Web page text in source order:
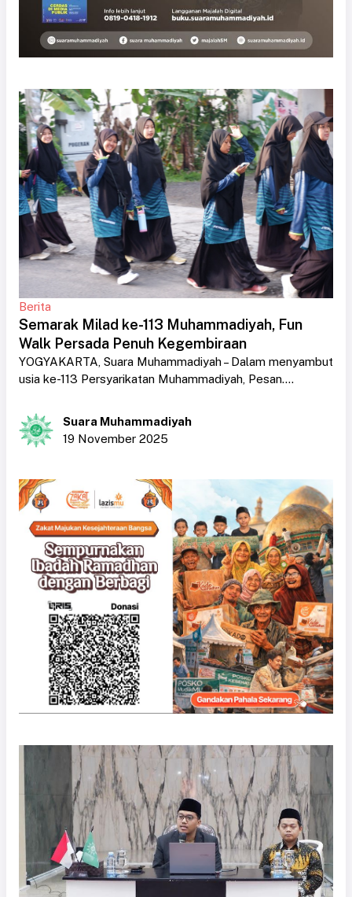
Berita
Semarak Milad ke-113 Muhammadiyah, Fun
Walk Persada Penuh Kegembiraan
YOGYAKARTA, Suara Muhammadiyah – Dalam menyambut
usia ke-113 Persyarikatan Muhammadiyah, Pesan....
Suara Muhammadiyah
19 November 2025